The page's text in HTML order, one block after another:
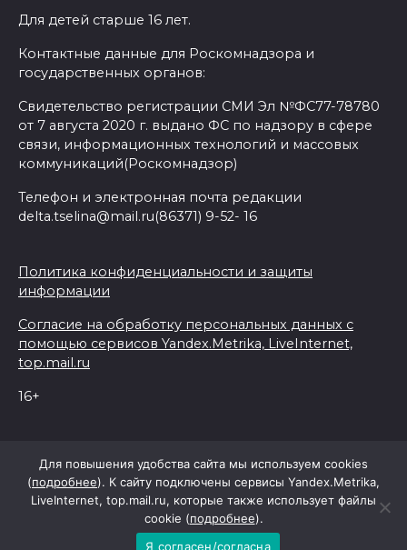
Для детей старше 16 лет.
Контактные данные для Роскомнадзора и
государственных органов:
Свидетельство регистрации СМИ Эл №ФС77-78780
от 7 августа 2020 г. выдано ФС по надзору в сфере
связи, информационных технологий и массовых
коммуникаций(Роскомнадзор)
Телефон и электронная почта редакции
delta.tselina@mail.ru(86371) 9-52- 16
Политика конфиденциальности и защиты
информации
Согласие на обработку персональных данных с
помощью сервисов Yandex.Metrika, LiveInternet,
top.mail.ru
16+
При поддержке Правительства Ростовской области
Для повышения удобства сайта мы используем cookies
(подробнее). К сайту подключены сервисы Yandex.Metrika,
LiveInternet, top.mail.ru, которые также использует файлы
cookie (подробнее).
Я согласен/согласна